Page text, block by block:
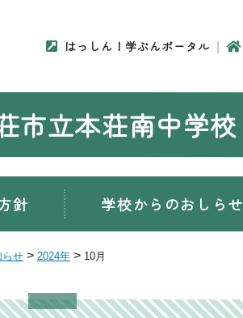
はっしん！学ぶんポータル
市立本荘南中学校
針 学校からのおしらせ
らせ > 2024年 > 10月